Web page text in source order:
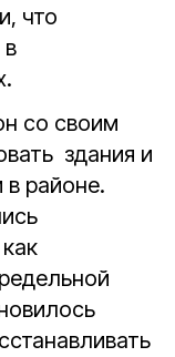
что
со своим
здания и
районе.